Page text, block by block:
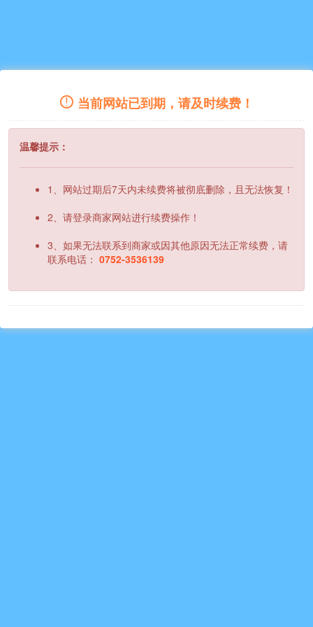
当前网站已到期，请及时续费！
温馨提示：
1、网站过期后7天内未续费将被彻底删除，且无法恢复！
2、请登录商家网站进行续费操作！
3、如果无法联系到商家或因其他原因无法正常续费，请
联系电话： 0752-3536139